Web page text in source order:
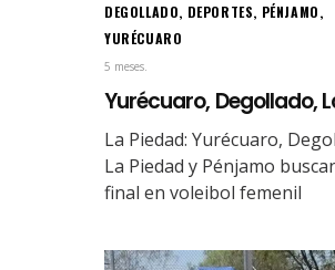
DEGOLLADO, DEPORTES, PÉNJAMO,
YURÉCUARO
5 meses.
Yurécuaro, Degollado,
La Piedad: Yurécuaro,
La Piedad y Pénjamo
final en voleibol femenil